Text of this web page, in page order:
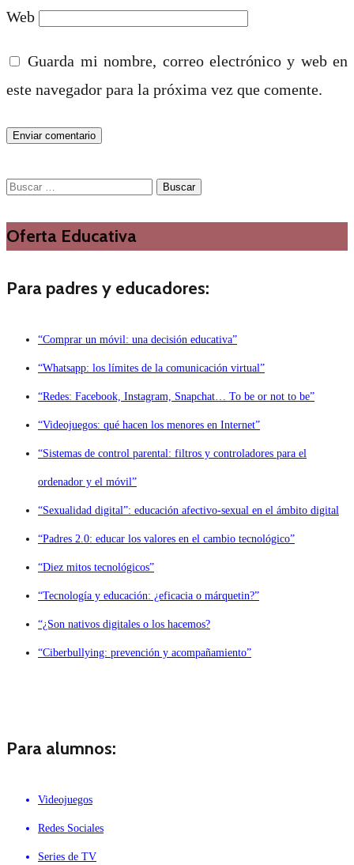
Web
Guarda mi nombre, correo electrónico y web en
este navegador para la próxima vez que comente.
Buscar:
Oferta Educativa
Para padres y educadores:
“Comprar un móvil: una decisión educativa”
“Whatsapp: los límites de la comunicación virtual”
“Redes: Facebook, Instagram, Snapchat… To be or not to be”
“Videojuegos: qué hacen los menores en Internet”
“Sistemas de control parental: filtros y controladores para el
ordenador y el móvil”
“Sexualidad digital”: educación afectivo-sexual en el ámbito digital
“Padres 2.0: educar los valores en el cambio tecnológico”
“Diez mitos tecnológicos”
“Tecnología y educación: ¿eficacia o márquetin?”
“¿Son nativos digitales o los hacemos?
“Ciberbullying: prevención y acompañamiento”
Para alumnos:
Videojuegos
Redes Sociales
Series de TV